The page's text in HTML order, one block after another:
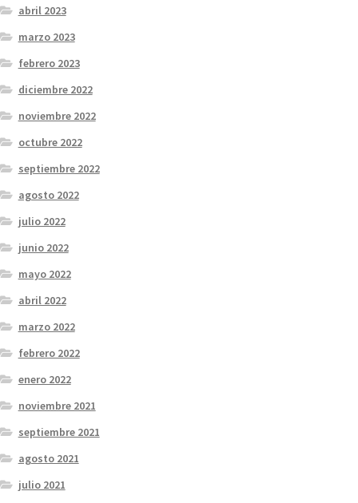
abril 2023
marzo 2023
febrero 2023
diciembre 2022
noviembre 2022
octubre 2022
septiembre 2022
agosto 2022
julio 2022
junio 2022
mayo 2022
abril 2022
marzo 2022
febrero 2022
enero 2022
noviembre 2021
septiembre 2021
agosto 2021
julio 2021